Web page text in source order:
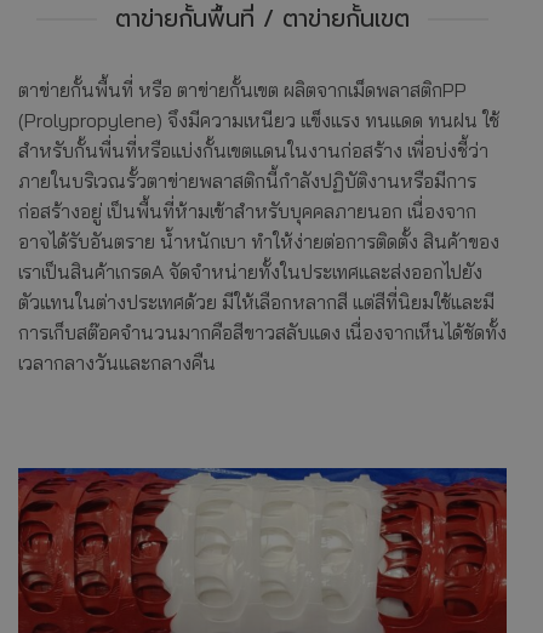
ตาข่ายกั้นพื้นที่ / ตาข่ายกั้นเขต
ตาข่ายกั้นพื้นที่ หรือ ตาข่ายกั้นเขต ผลิตจากเม็ดพลาสติกPP
(Prolypropylene) จึงมีความเหนียว แข็งแรง ทนแดด ทนฝน ใช้
สำหรับกั้นพื่นที่หรือแบ่งกั้นเขตแดนในงานก่อสร้าง เพื่อบ่งชี้ว่า
ภายในบริเวณรั้วตาข่ายพลาสติกนี้กำลังปฏิบัติงานหรือมีการ
ก่อสร้างอยู่ เป็นพื้นที่ห้ามเข้าสำหรับบุคคลภายนอก เนื่องจาก
อาจได้รับอันตราย น้ำหนักเบา ทำให้ง่ายต่อการติดตั้ง สินค้าของ
เราเป็นสินค้าเกรดA จัดจำหน่ายทั้งในประเทศและส่งออกไปยัง
ตัวแทนในต่างประเทศด้วย มีให้เลือกหลากสี แต่สีที่นิยมใช้และมี
การเก็บสต๊อคจำนวนมากคือสีขาวสลับแดง เนื่องจากเห็นได้ชัดทั้ง
เวลากลางวันและกลางคืน